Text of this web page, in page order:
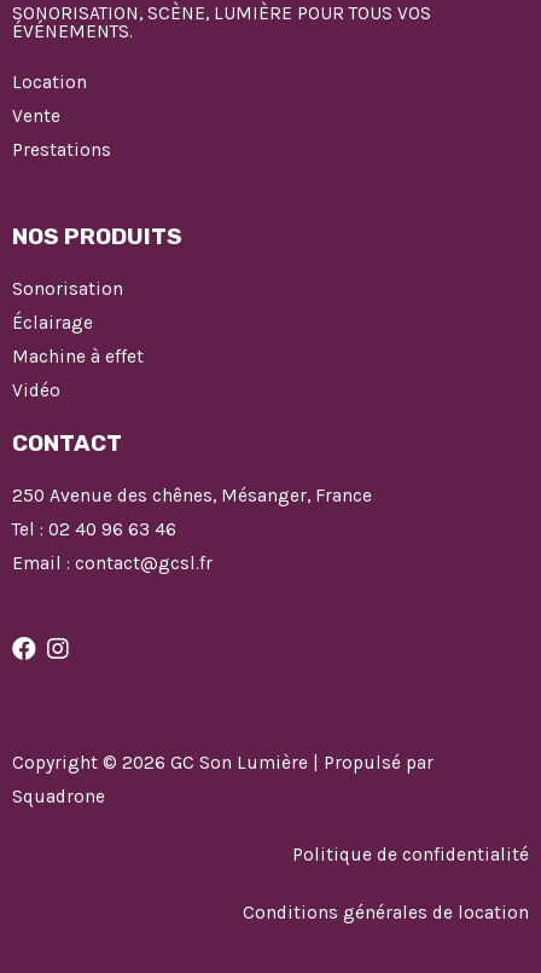
SONORISATION, SCÈNE, LUMIÈRE POUR TOUS VOS
ÉVÉNEMENTS.
Location
Vente
Prestations
NOS PRODUITS
Sonorisation
Éclairage
Machine à effet
Vidéo
CONTACT
250 Avenue des chênes, Mésanger, France
Tel : 02 40 96 63 46
Email : contact@gcsl.fr
Copyright © 2026 GC Son Lumière | Propulsé par
Squadrone
Politique de confidentialité
Conditions générales de location